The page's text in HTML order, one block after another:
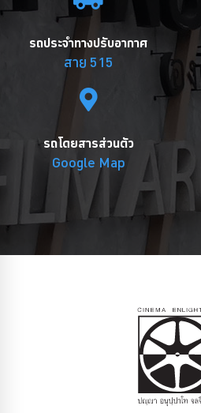
รถประจำทางปรับอากาศ
สาย 515
รถโดยสารส่วนตัว
Google Map